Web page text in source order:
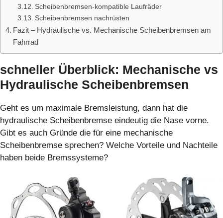
Scheibenbremsen-kompatible Laufräder
Scheibenbremsen nachrüsten
Fazit – Hydraulische vs. Mechanische Scheibenbremsen am
Fahrrad
schneller Überblick: Mechanische vs
Hydraulische Scheibenbremsen
Geht es um maximale Bremsleistung, dann hat die
hydraulische Scheibenbremse eindeutig die Nase vorne.
Gibt es auch Gründe die für eine mechanische
Scheibenbremse sprechen? Welche Vorteile und Nachteile
haben beide Bremssysteme?